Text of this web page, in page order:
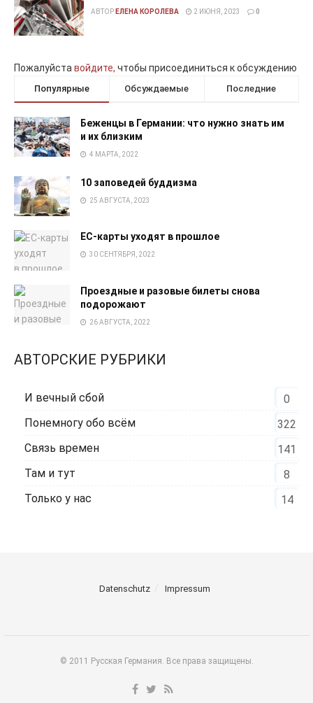
АВТОР ЕЛЕНА КОРОЛЕВА 2 ИЮНЯ, 2023 0
Пожалуйставойдите, чтобы присоединиться к обсуждению
Популярные Обсуждаемые Последние
Беженцы в Германии: что нужно знать им
и их близким
4 МАРТА, 2022
10 заповедей буддизма
25 АВГУСТА, 2023
EC-карты уходят в прошлое
30 СЕНТЯБРЯ, 2022
Проездные и разовые билеты снова
подорожают
26 АВГУСТА, 2022
АВТОРСКИЕ РУБРИКИ
И вечный сбой
0
Понемногу обо всём
322
Связь времен
141
Там и тут
8
Только у нас
14
Datenschutz Impressum
© 2011 Русская Германия. Все права защищены.